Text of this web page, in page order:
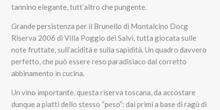
tannino elegante, tutt’altro che pungente.
Grande persistenza per il Brunello di Montalcino Docg
Riserva 2006 di Villa Poggio dei Salvi, tutta giocata sulle
note fruttate, sull’acidità e sulla sapidità. Un quadro davvero
perfetto, che può essere reso paradisiaco dal corretto
abbinamento in cucina.
Un vino importante, questa riserva toscana, da accostare
dunque a piatti dello stesso “peso”: dai primi a base di ragù di